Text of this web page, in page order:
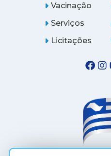
Vacinação
Serviços
Licitações